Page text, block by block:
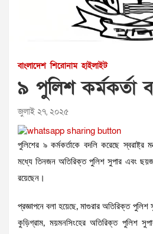
বাংলাদেশ শিরোনাম হাইলাইট
৯ পুলিশ কর্মকর্তা
জুলাই ২৭, ২০২৫
পুলিশের ৯ কর্মকর্তাকে বদলি করেছে স্বরাষ্ট্র
মধ্যে তিনজন অতিরিক্ত পুলিশ সুপার এবং
রয়েছেন।
প্রজ্ঞাপনে বলা হয়েছে, মাগুরার অতিরিক্ত
কুড়িগ্রাম, ময়মনসিংহের অতিরিক্ত পুলিশ